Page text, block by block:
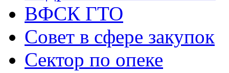
ВФСК ГТО
Совет в сфере закупок
Сектор по опеке